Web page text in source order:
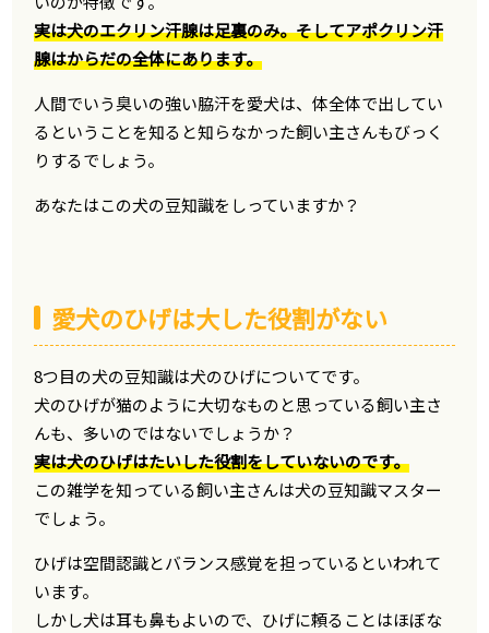
実は犬のエクリン汗腺は足裏のみ。そしてアポクリン汗
腺はからだの全体にあります。
人間でいう臭いの強い脇汗を愛犬は、体全体で出してい
るということを知ると知らなかった飼い主さんもびっく
りするでしょう。
あなたはこの犬の豆知識をしっていますか？
愛犬のひげは大した役割がない
8つ目の犬の豆知識は犬のひげについてです。
犬のひげが猫のように大切なものと思っている飼い主さ
んも、多いのではないでしょうか？
実は犬のひげはたいした役割をしていないのです。
この雑学を知っている飼い主さんは犬の豆知識マスター
でしょう。
ひげは空間認識とバランス感覚を担っているといわれて
います。
しかし犬は耳も鼻もよいので、ひげに頼ることはほぼな